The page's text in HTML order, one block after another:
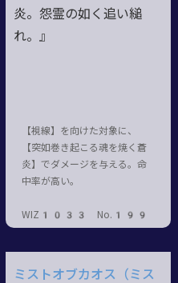
炎。怨霊の如く追い縋
れ。』
【視線】を向けた対象に、
【突如巻き起こる魂を焼く蒼
炎】でダメージを与える。命
中率が高い。
WIZ1033 No.199
ミストオブカオス（ミス